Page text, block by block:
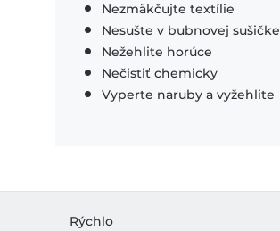
Nezmäkčujte textílie
Nesušte v bubnovej sušičke
Nežehlite horúce
Nečistiť chemicky
Vyperte naruby a vyžehlite
Rýchlo